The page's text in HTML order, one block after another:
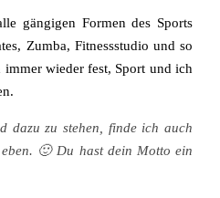
gängigen Formen des Sports
Zumba, Fitnessstudio und so
wieder fest, Sport und ich
dazu zu stehen, finde ich auch
🙂 Du hast dein Motto ein